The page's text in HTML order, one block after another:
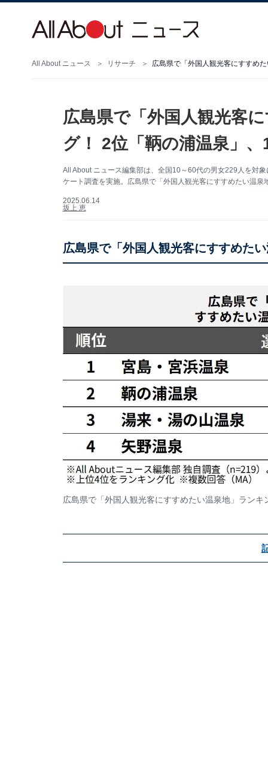
All About ニュース リサーチ 広島県で「外国人観光客にすすめ
広島県で「外国人観光客
グ！ 2位「鞆の浦温泉」、
All About ニュース編集部は、全国10～60代の男女229人を対
ケート調査を実施。広島県で「外国人観光客にすすめたい温泉
2025.06.14
坂上 恵
広島県で「外国人観光客にすすめた
広島県で「外国人観光客にすすめたい温泉地」ランキ